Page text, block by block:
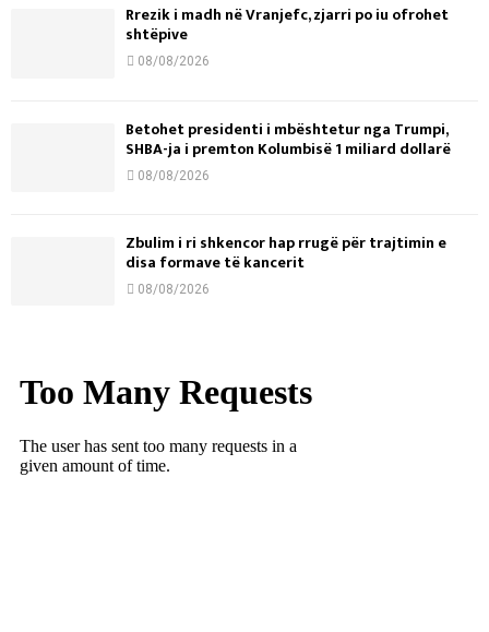
Rrezik i madh në Vranjefc, zjarri po iu ofrohet
shtëpive
08/08/2026
Betohet presidenti i mbështetur nga Trumpi,
SHBA-ja i premton Kolumbisë 1 miliard dollarë
08/08/2026
Zbulim i ri shkencor hap rrugë për trajtimin e
disa formave të kancerit
08/08/2026